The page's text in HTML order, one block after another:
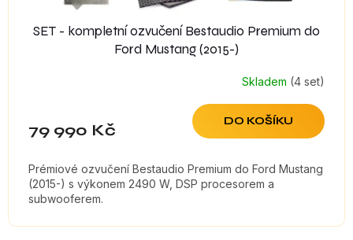
SET - kompletní ozvučení Bestaudio Premium do
Ford Mustang (2015-)
Skladem (4 set)
79 990 Kč DO KOŠÍKU
Prémiové ozvučení Bestaudio Premium do Ford Mustang
(2015-) s výkonem 2490 W, DSP procesorem a
subwooferem.